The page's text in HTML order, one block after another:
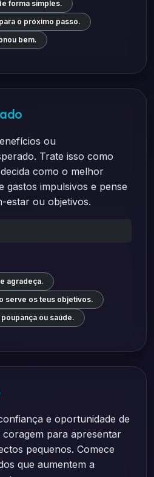
forma simples.
o próximo passo.
bem.
ou
Trate isso como
como o melhor
gastos impulsivos e pense
estar ou objetivos.
agradeça.
serve os teus objetivos.
ou saúde.
e oportunidade de
coragem para apresentar
pequenos. Comece
que aumentem a